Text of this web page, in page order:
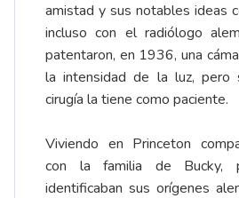
amistad y sus notables ideas
incluso con el radiólogo
patentaron, en 1936, una
la intensidad de la luz, pero
cirugía la tiene como paciente.
Viviendo en Princeton
con la familia de Bucky,
identificaban sus orígenes